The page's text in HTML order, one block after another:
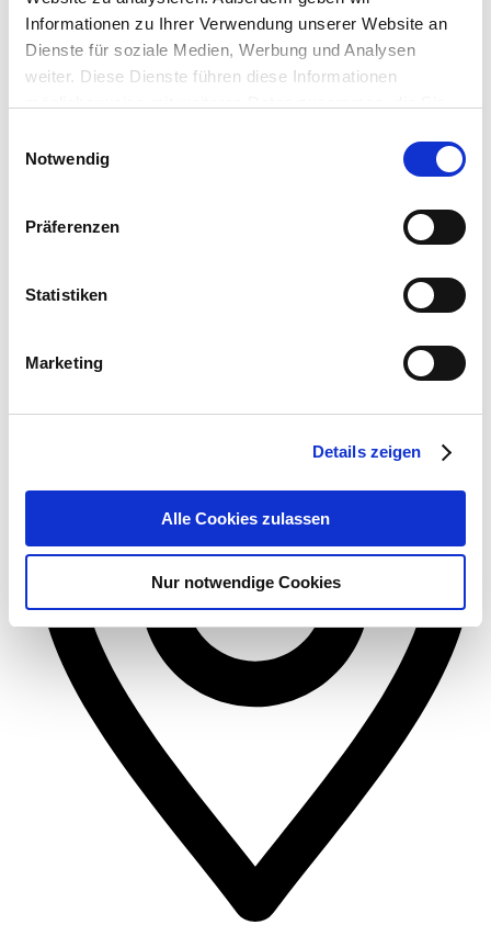
Informationen zu Ihrer Verwendung unserer Website an
Dienste für soziale Medien, Werbung und Analysen
weiter. Diese Dienste führen diese Informationen
Nutzung der Dienste gesammelt haben.
Notwendig
Präferenzen
Statistiken
Marketing
Details zeigen
Alle Cookies zulassen
Nur notwendige Cookies